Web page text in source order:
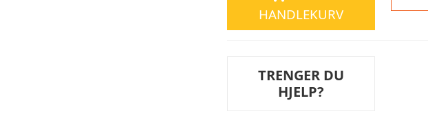
HANDLEKURV
TRENGER DU
HJELP?